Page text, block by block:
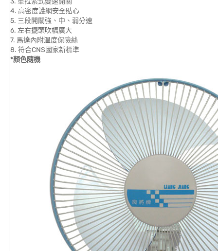
4. 高密度護網安全貼心
5. 三段開關強、中、弱分速
6. 左右擺頭吹幅廣大
7. 馬達內附溫度保險絲
8. 符合CNS國家新標準
*顏色隨機